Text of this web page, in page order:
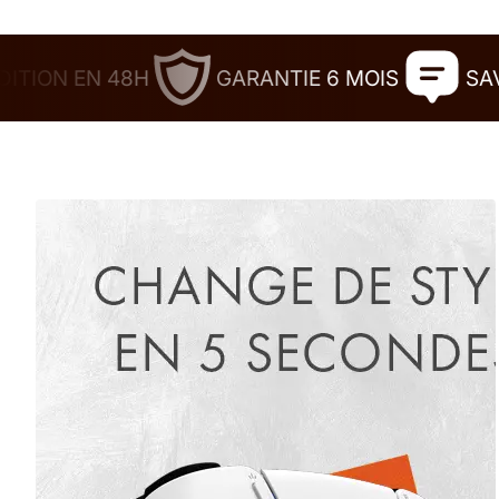
48H
Icône
de
security
GARANTIE 6 MOIS
Icône
de
chat
SAV